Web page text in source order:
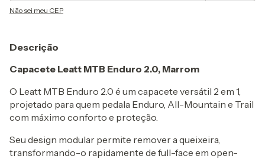
Não sei meu CEP
Descrição
Capacete Leatt MTB Enduro 2.0, Marrom
O Leatt MTB Enduro 2.0 é um capacete versátil 2 em 1,
projetado para quem pedala Enduro, All-Mountain e Trail
com máximo conforto e proteção.
Seu design modular permite remover a queixeira,
transformando-o rapidamente de full-face em open-